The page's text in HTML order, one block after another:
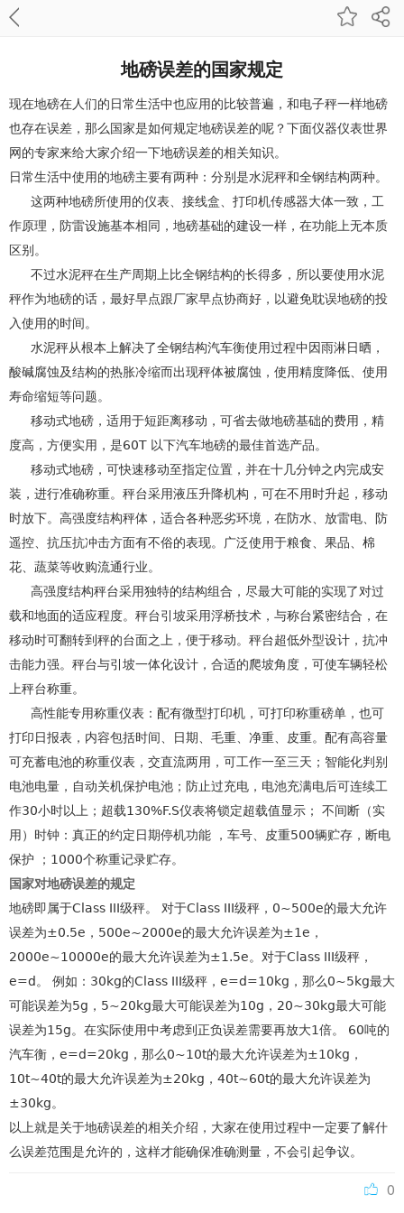
地磅误差的国家规定
现在地磅在人们的日常生活中也应用的比较普遍，和电子秤一样地磅
也存在误差，那么国家是如何规定地磅误差的呢？下面仪器仪表世界
网的专家来给大家介绍一下地磅误差的相关知识。
日常生活中使用的地磅主要有两种：分别是水泥秤和全钢结构两种。
这两种地磅所使用的仪表、接线盒、打印机传感器大体一致，工
作原理，防雷设施基本相同，地磅基础的建设一样，在功能上无本质
区别。
不过水泥秤在生产周期上比全钢结构的长得多，所以要使用水泥
秤作为地磅的话，最好早点跟厂家早点协商好，以避免耽误地磅的投
入使用的时间。
水泥秤从根本上解决了全钢结构汽车衡使用过程中因雨淋日晒，
酸碱腐蚀及结构的热胀冷缩而出现秤体被腐蚀，使用精度降低、使用
寿命缩短等问题。
移动式地磅，适用于短距离移动，可省去做地磅基础的费用，精
度高，方便实用，是60T 以下汽车地磅的最佳首选产品。
移动式地磅，可快速移动至指定位置，并在十几分钟之内完成安
装，进行准确称重。秤台采用液压升降机构，可在不用时升起，移动
时放下。高强度结构秤体，适合各种恶劣环境，在防水、放雷电、防
遥控、抗压抗冲击方面有不俗的表现。广泛使用于粮食、果品、棉
花、蔬菜等收购流通行业。
高强度结构秤台采用独特的结构组合，尽最大可能的实现了对过
载和地面的适应程度。秤台引坡采用浮桥技术，与称台紧密结合，在
移动时可翻转到秤的台面之上，便于移动。秤台超低外型设计，抗冲
击能力强。秤台与引坡一体化设计，合适的爬坡角度，可使车辆轻松
上秤台称重。
高性能专用称重仪表：配有微型打印机，可打印称重磅单，也可
打印日报表，内容包括时间、日期、毛重、净重、皮重。配有高容量
可充蓄电池的称重仪表，交直流两用，可工作一至三天；智能化判别
电池电量，自动关机保护电池；防止过充电，电池充满电后可连续工
作30小时以上；超载130%F.S仪表将锁定超载值显示； 不间断（实
用）时钟：真正的约定日期停机功能 ，车号、皮重500辆贮存，断电
保护 ；1000个称重记录贮存。
国家对地磅误差的规定
地磅即属于Class III级秤。 对于Class III级秤，0~500e的最大允许
误差为±0.5e，500e~2000e的最大允许误差为±1e，
2000e~10000e的最大允许误差为±1.5e。对于Class III级秤，
e=d。 例如：30kg的Class III级秤，e=d=10kg，那么0~5kg最大
可能误差为5g，5~20kg最大可能误差为10g，20~30kg最大可能
误差为15g。在实际使用中考虑到正负误差需要再放大1倍。 60吨的
汽车衡，e=d=20kg，那么0~10t的最大允许误差为±10kg，
10t~40t的最大允许误差为±20kg，40t~60t的最大允许误差为
±30kg。
以上就是关于地磅误差的相关介绍，大家在使用过程中一定要了解什
么误差范围是允许的，这样才能确保准确测量，不会引起争议。
0